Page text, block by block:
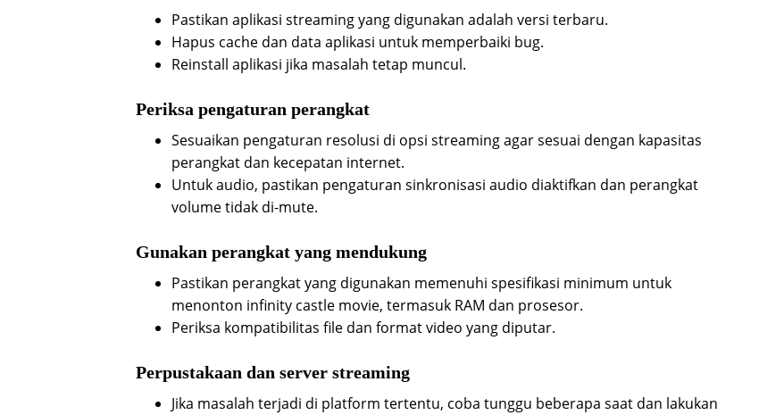
Pastikan aplikasi streaming yang digunakan adalah versi terbaru.
Hapus cache dan data aplikasi untuk memperbaiki bug.
Reinstall aplikasi jika masalah tetap muncul.
Periksa pengaturan perangkat
Sesuaikan pengaturan resolusi di opsi streaming agar sesuai dengan kapasitas
perangkat dan kecepatan internet.
Untuk audio, pastikan pengaturan sinkronisasi audio diaktifkan dan perangkat
volume tidak di-mute.
Gunakan perangkat yang mendukung
Pastikan perangkat yang digunakan memenuhi spesifikasi minimum untuk
menonton infinity castle movie, termasuk RAM dan prosesor.
Periksa kompatibilitas file dan format video yang diputar.
Perpustakaan dan server streaming
Jika masalah terjadi di platform tertentu, coba tunggu beberapa saat dan lakukan